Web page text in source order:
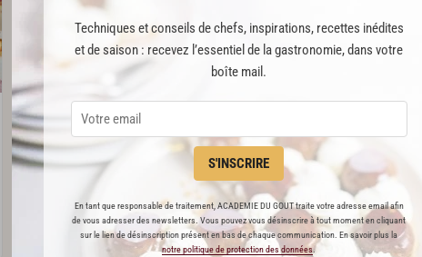
Techniques et conseils de chefs, inspirations, recettes inédites
et de saison : recevez l’essentiel de la gastronomie, dans votre
boîte mail.
S'INSCRIRE
En tant que responsable de traitement, ACADEMIE DU GOUT traite votre adresse email afin
de vous adresser des newsletters. Vous pouvez vous désinscrire à tout moment en cliquant
sur le lien de désinscription présent en bas de chaque communication. En savoir plus la
notre politique de protection des données.
Gaspacho andalou
1036
ParAcadémie du Goût
LA RÉDACTION
ParAcadémie du Goût
LA RÉDACTION